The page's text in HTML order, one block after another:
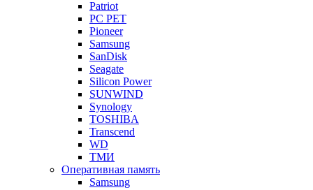
Patriot
PC PET
Pioneer
Samsung
SanDisk
Seagate
Silicon Power
SUNWIND
Synology
TOSHIBA
Transcend
WD
ТМИ
Оперативная память
Samsung